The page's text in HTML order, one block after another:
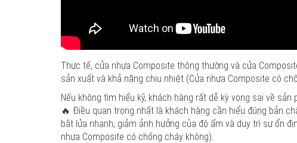
Thực tế, cửa nhựa Composite thông thường và cửa
sản xuất và khả năng chịu nhiệt (Cửa nhựa Composite có
Nếu không tìm hiểu kỹ, khách hàng rất dễ kỳ vọng sai về
🔥 Điều quan trọng nhất là khách hàng cần hiểu đúng bản
bắt lửa nhanh, giảm ảnh hưởng của độ ẩm và duy trì sự ổn
nhựa Composite có chống cháy không).